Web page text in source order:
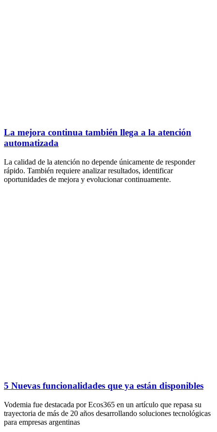
La mejora continua también llega a la atención
automatizada
La calidad de la atención no depende únicamente de responder
rápido. También requiere analizar resultados, identificar
oportunidades de mejora y evolucionar continuamente.
5 Nuevas funcionalidades que ya están disponibles
Vodemia fue destacada por Ecos365 en un artículo que repasa su
trayectoria de más de 20 años desarrollando soluciones tecnológicas
para empresas argentinas